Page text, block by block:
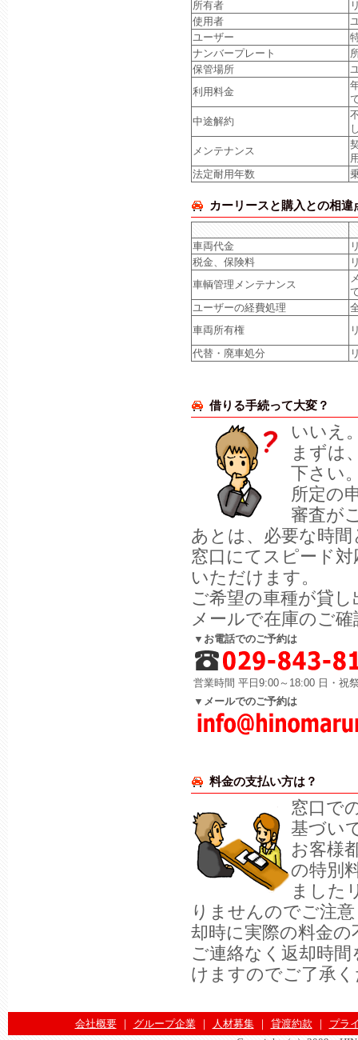
所有者
使用者
ユーザー
ナンバープレート
保管場所
利用料金
中途解約
メンテナンス
法定耐用年数
カーリースと購入との相違
車両代金
税金、保険料
車輌管理メンテナンス
ユーザーの経費処理
車両所有権
代替・廃車処分
借りる手続って大変？
いいえ
まずは
下さい
所定の
審査が
あとは、必要な時
窓口にてスピード
いただけます。
ご希望の車種が貸
メールで在庫のご
▼お電話でのご予約は
営業時間 平日9:00～18:00 日・祝
▼メールでのご予約は
料金の支払い方は？
窓口で
基づい
お客様
の特別
ました
りませんのでご注
却時に実際の料金
ご連絡なく返却時
けますのでご了承
会社概要｜ グループ企業｜ 人材募集｜ 貸渡約款 ｜ プラ